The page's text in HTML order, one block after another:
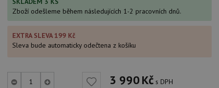
Zboží odešleme během následujících 1-2 pracovních dnů.
EXTRA SLEVA 199 Kč
Sleva bude automaticky odečtena z košíku
3 990Kč s DPH